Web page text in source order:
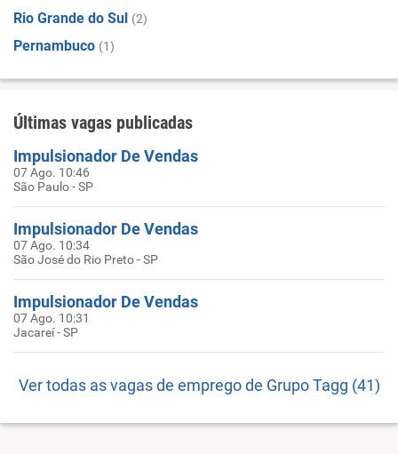
Rio Grande do Sul (2)
Pernambuco (1)
Últimas vagas publicadas
Impulsionador De Vendas
07 Ago. 10:46
São Paulo - SP
Impulsionador De Vendas
07 Ago. 10:34
São José do Rio Preto - SP
Impulsionador De Vendas
07 Ago. 10:31
Jacareí - SP
Ver todas as vagas de emprego de Grupo Tagg (41)